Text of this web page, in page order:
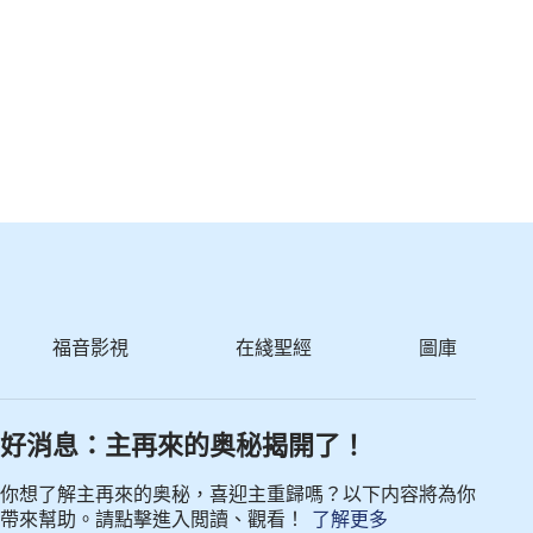
福音影視 在綫聖經 圖庫
好消息：主再來的奥秘揭開了！
你想了解主再來的奥秘，喜迎主重歸嗎？以下内容將為你
帶來幫助。請點擊進入閲讀、觀看！
了解更多